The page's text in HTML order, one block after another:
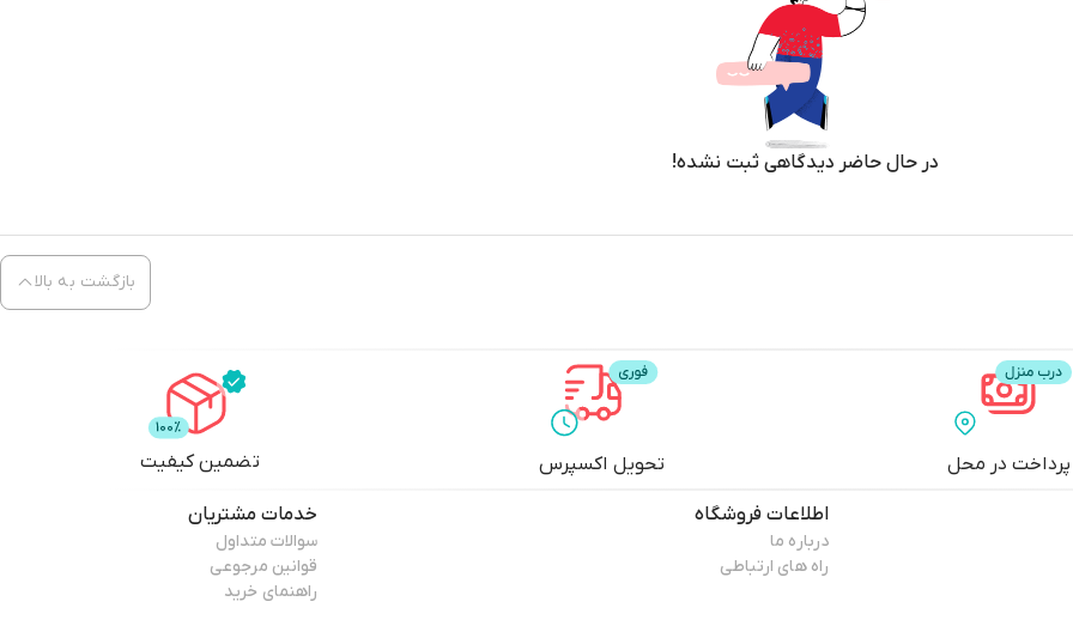
در حال حاضر دیدگاهی ثبت نشده!
بازگشت به بالا
پرداخت در محل تحویل اکسپرس تضمین کیفیت
اطلاعات فروشگاه
درباره ما
راه های ارتباطی
خدمات مشتریان
سوالات متداول
قوانین مرجوعی
راهنمای خرید